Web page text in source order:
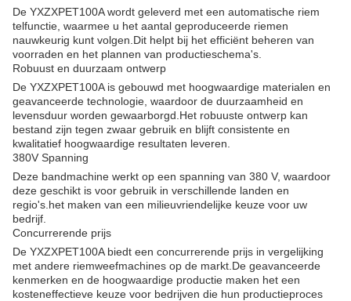
De YXZXPET100A wordt geleverd met een automatische riem
telfunctie, waarmee u het aantal geproduceerde riemen
nauwkeurig kunt volgen.Dit helpt bij het efficiënt beheren van
voorraden en het plannen van productieschema's.
Robuust en duurzaam ontwerp
De YXZXPET100A is gebouwd met hoogwaardige materialen en
geavanceerde technologie, waardoor de duurzaamheid en
levensduur worden gewaarborgd.Het robuuste ontwerp kan
bestand zijn tegen zwaar gebruik en blijft consistente en
kwalitatief hoogwaardige resultaten leveren.
380V Spanning
Deze bandmachine werkt op een spanning van 380 V, waardoor
deze geschikt is voor gebruik in verschillende landen en
regio's.het maken van een milieuvriendelijke keuze voor uw
bedrijf.
Concurrerende prijs
De YXZXPET100A biedt een concurrerende prijs in vergelijking
met andere riemweefmachines op de markt.De geavanceerde
kenmerken en de hoogwaardige productie maken het een
kosteneffectieve keuze voor bedrijven die hun productieproces